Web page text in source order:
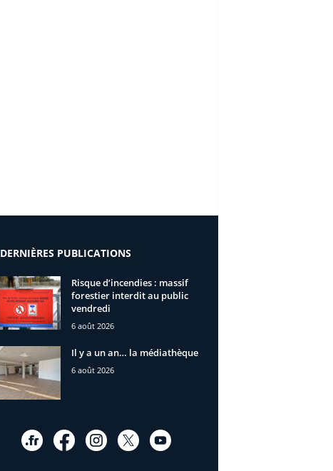
DERNIÈRES PUBLICATIONS
Risque d’incendies : massif
forestier interdit au public
vendredi
6 août 2026
Il y a un an… la médiathèque
6 août 2026